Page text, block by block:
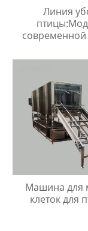
Линия
Машина для
клеток для